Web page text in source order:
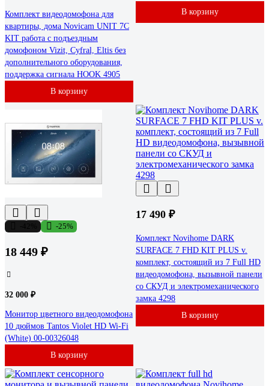
Комплект видеодомофона для
квартиры, дома Novicam UNIT 7C
KIT работа с подъездным
домофоном Vizit, Cyfral, Eltis без
дополнительного оборудования,
поддержка сигнала HOOK 4905
В корзину
В корзину
-25%
18 449 ₽
32 000 ₽
Монитор цветного видеодомофона
10 дюймов Tantos Violet HD Wi-Fi
(White) 00-00326048
В корзину
17 490 ₽
Комплект Novihome DARK
SURFACE 7 FHD KIT PLUS v.
комплект, состоящий из 7 Full HD
видеодомофона, вызывной панели
со СКУД и электромеханического
замка 4298
В корзину